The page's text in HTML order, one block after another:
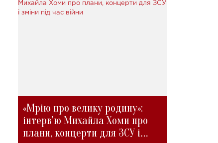
«Мрію про велику родину»:
інтерв'ю Михайла Хоми про
плани, концерти для ЗСУ і